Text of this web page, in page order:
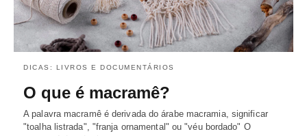
DICAS: LIVROS E DOCUMENTÁRIOS
O que é macramê?
A palavra macramê é derivada do árabe macramia, significar
"toalha listrada", "franja ornamental" ou "véu bordado" O